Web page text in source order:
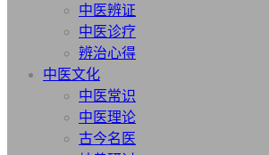
中医辨证
中医诊疗
辨治心得
中医文化
中医常识
中医理论
古今名医